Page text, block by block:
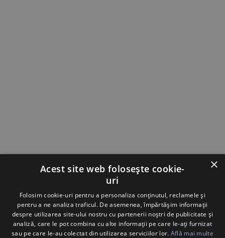
Implementatori
×
Acest site web folosește cookie-
uri
Folosim cookie-uri pentru a personaliza conținutul, reclamele și
pentru a ne analiza traficul. De asemenea, împărtășim informații
despre utilizarea site-ului nostru cu partenerii noștri de publicitate și
analiză, care le pot combina cu alte informații pe care le-ați furnizat
sau pe care le-au colectat din utilizarea serviciilor lor. Află mai multe